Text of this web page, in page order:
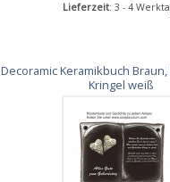
Lieferzeit: 3 - 4
Decoramic Keramikbuch
Kringel weiß